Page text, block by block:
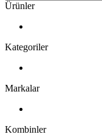
Ürünler
Kategoriler
Markalar
Kombinler